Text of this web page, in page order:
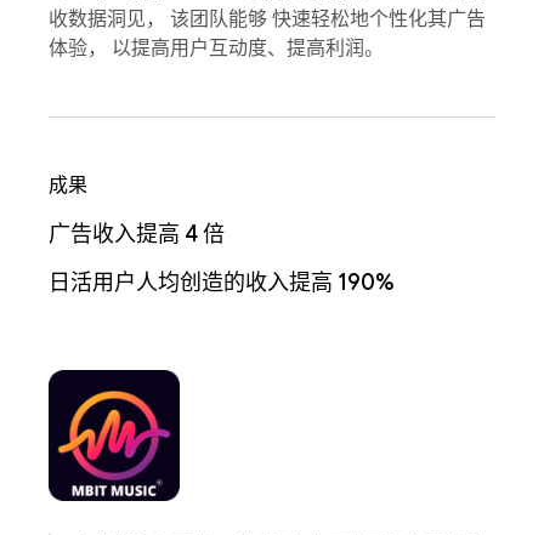
收数据洞见， 该团队能够 快速轻松地个性化其广告
体验， 以提高用户互动度、提高利润。
成果
广告收入提高 4 倍
日活用户人均创造的收入提高 190%